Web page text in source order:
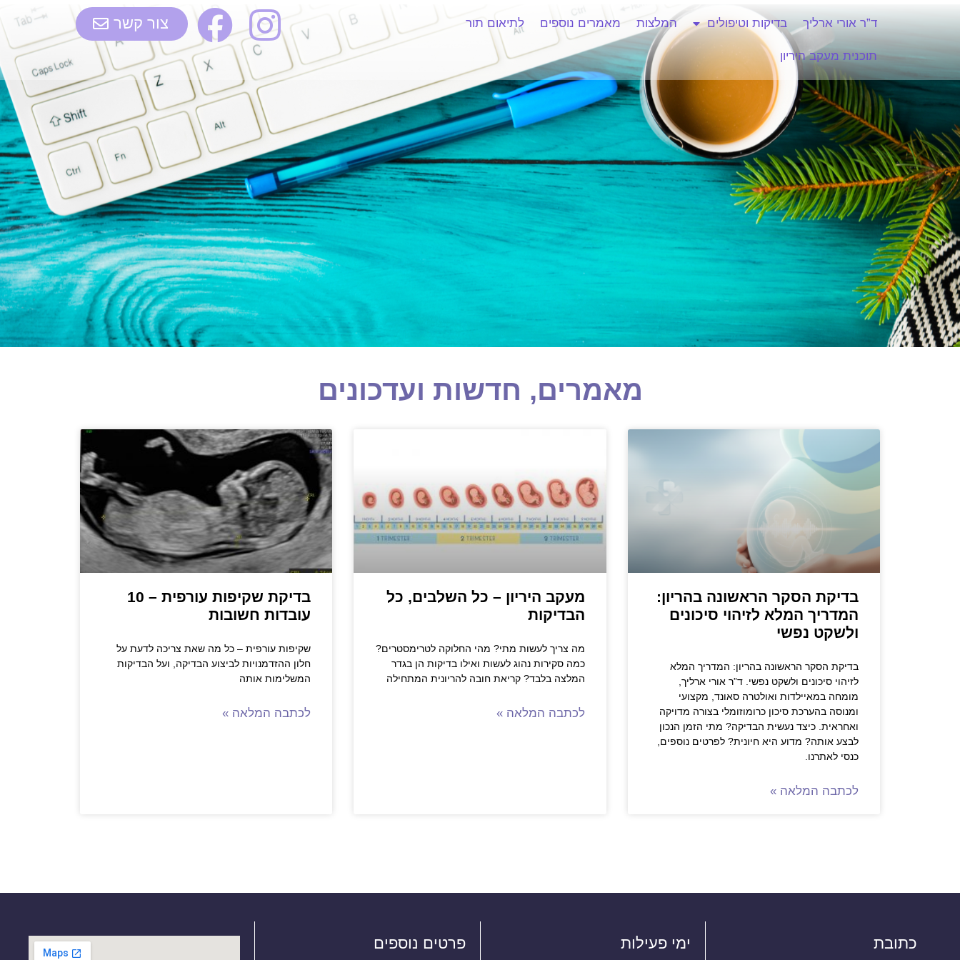
ד”ר אורי ארליך בדיקות וטיפולים המלצות מאמרים נוספים לתיאום תור
תוכנית מעקב היריון
צור קשר
מאמרים, חדשות ועדכונים
בדיקת הסקר הראשונה בהריון:
המדריך המלא לזיהוי סיכונים
ולשקט נפשי
בדיקת הסקר הראשונה בהריון: המדריך המלא
לזיהוי סיכונים ולשקט נפשי. ד”ר אורי ארליך,
מומחה במאיילדות ואולטרה סאונד, מקצועי
ומנוסה בהערכת סיכון כרומוזומלי בצורה מדויקה
ואחראית. כיצד נעשית הבדיקה? מתי הזמן הנכון
לבצע אותה? מדוע היא חיונית? לפרטים נוספים,
כנסי לאתרנו.
לכתבה המלאה »
מעקב היריון – כל השלבים, כל
הבדיקות
מה צריך לעשות מתי? מהי החלוקה לטרימסטרים?
כמה סקירות נהוג לעשות ואילו בדיקות הן בגדר
המלצה בלבד? קריאת חובה להריונית המתחילה
לכתבה המלאה »
בדיקת שקיפות עורפית – 10
עובדות חשובות
שקיפות עורפית – כל מה שאת צריכה לדעת על
חלון ההזדמנויות לביצוע הבדיקה, ועל הבדיקות
המשלימות אותה
לכתבה המלאה »
כתובת ימי פעילות פרטים נוספים